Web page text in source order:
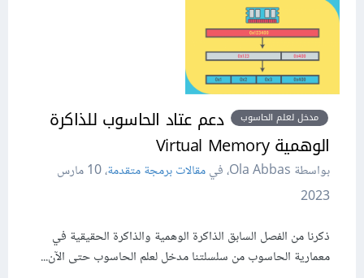
مدخل لعلم الحاسوب
دعم عتاد الحاسوب للذاكرة
الوهمية Virtual Memory
بواسطة Ola Abbas، في مقالات برمجة متقدمة،
10 مارس
2023
ذكرنا من الفصل السابق الذاكرة الوهمية والذاكرة الحقيقية في
معمارية الحاسوب من سلسلتنا مدخل لعلم الحاسوب حتى الآن...